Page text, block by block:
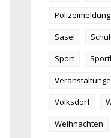
Polizeimeldung
Sasel
Sport
Volksdorf
Weihnachten